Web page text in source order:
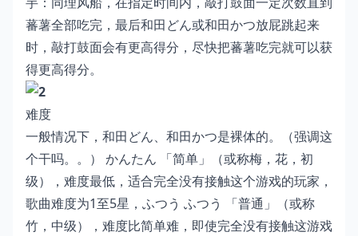
蕃薯全部吃完，最后和田どん或和田かつ放屁跳起来
时，敲打鼓面会有更高得分，尽快把蕃薯吃完就可以获
得更高得分。
难度
一般情况下，和田どん、和田かつ是裸体的。（强调这
个干吗。。） かんたん 「简单」（或称梅，花，初
级），难度最低，适合完全没有接触这个游戏的玩家，
歌曲难度为1至5星，ふつう ふつう 「普通」（或称
竹，中级），难度比简单难，即使完全没有接触这游戏